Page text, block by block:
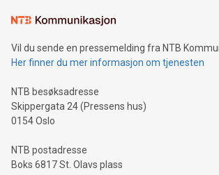
Vil du sende en pressemelding fra NTB
Her finner du mer informasjon om tjenesten
NTB besøksadresse
Skippergata 24 (Pressens hus)
0154 Oslo
NTB postadresse
Boks 6817 St. Olavs plass